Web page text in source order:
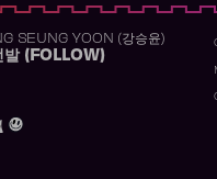
SEUNG YOON (강승윤)
발 (FOLLOW)